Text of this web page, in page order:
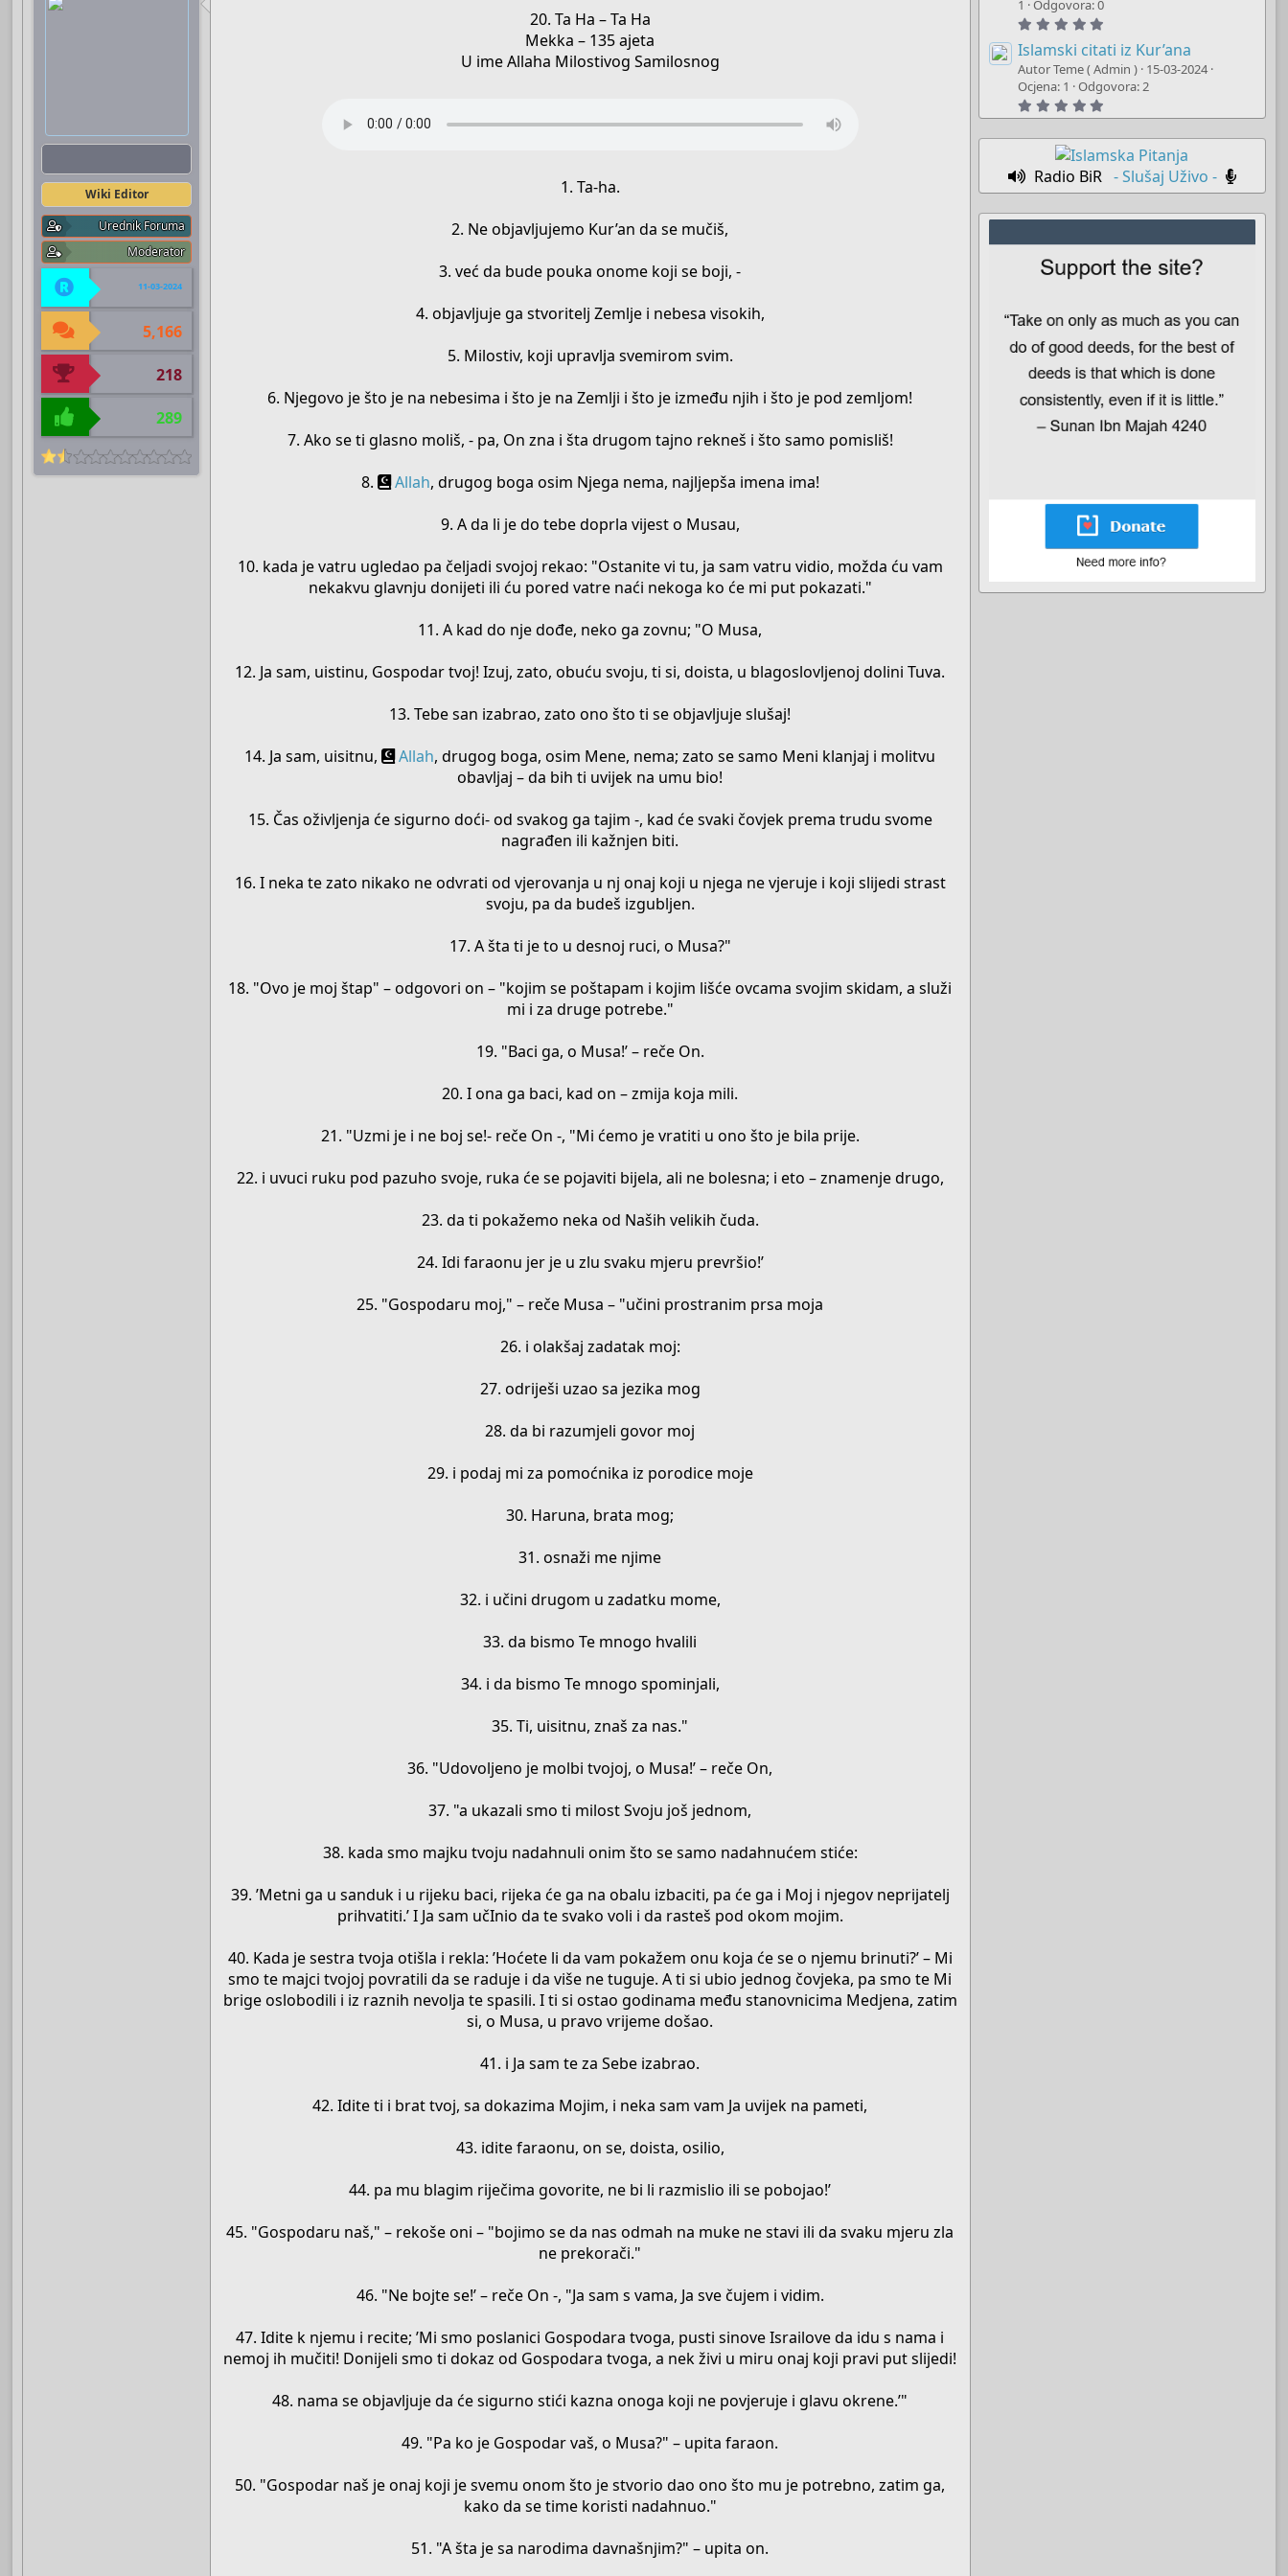
Wiki Editor
Urednik Foruma
Moderator
11-03-2024
5,166
218
289
20. Ta Ha – Ta Ha
Mekka – 135 ajeta
U ime Allaha Milostivog Samilosnog
1. Ta-ha.
2. Ne objavljujemo Kur’an da se mučiš,
3. već da bude pouka onome koji se boji, -
4. objavljuje ga stvoritelj Zemlje i nebesa visokih,
5. Milostiv, koji upravlja svemirom svim.
6. Njegovo je što je na nebesima i što je na Zemlji i što je između njih i što je pod zemljom!
7. Ako se ti glasno moliš, - pa, On zna i šta drugom tajno rekneš i što samo pomisliš!
8.
Allah, drugog boga osim Njega nema, najljepša imena ima!
9. A da li je do tebe doprla vijest o Musau,
10. kada je vatru ugledao pa čeljadi svojoj rekao: "Ostanite vi tu, ja sam vatru vidio, možda ću vam
nekakvu glavnju donijeti ili ću pored vatre naći nekoga ko će mi put pokazati."
11. A kad do nje dođe, neko ga zovnu; "O Musa,
12. Ja sam, uistinu, Gospodar tvoj! Izuj, zato, obuću svoju, ti si, doista, u blagoslovljenoj dolini Tuva.
13. Tebe san izabrao, zato ono što ti se objavljuje slušaj!
14. Ja sam, uisitnu,
Allah, drugog boga, osim Mene, nema; zato se samo Meni klanjaj i molitvu
obavljaj – da bih ti uvijek na umu bio!
15. Čas oživljenja će sigurno doći- od svakog ga tajim -, kad će svaki čovjek prema trudu svome
nagrađen ili kažnjen biti.
16. I neka te zato nikako ne odvrati od vjerovanja u nj onaj koji u njega ne vjeruje i koji slijedi strast
svoju, pa da budeš izgubljen.
17. A šta ti je to u desnoj ruci, o Musa?"
18. "Ovo je moj štap" – odgovori on – "kojim se poštapam i kojim lišće ovcama svojim skidam, a služi
mi i za druge potrebe."
19. "Baci ga, o Musa!’ – reče On.
20. I ona ga baci, kad on – zmija koja mili.
21. "Uzmi je i ne boj se!- reče On -, "Mi ćemo je vratiti u ono što je bila prije.
22. i uvuci ruku pod pazuho svoje, ruka će se pojaviti bijela, ali ne bolesna; i eto – znamenje drugo,
23. da ti pokažemo neka od Naših velikih čuda.
24. Idi faraonu jer je u zlu svaku mjeru prevršio!’
25. "Gospodaru moj," – reče Musa – "učini prostranim prsa moja
26. i olakšaj zadatak moj:
27. odriješi uzao sa jezika mog
28. da bi razumjeli govor moj
29. i podaj mi za pomoćnika iz porodice moje
30. Haruna, brata mog;
31. osnaži me njime
32. i učini drugom u zadatku mome,
33. da bismo Te mnogo hvalili
34. i da bismo Te mnogo spominjali,
35. Ti, uisitnu, znaš za nas."
36. "Udovoljeno je molbi tvojoj, o Musa!’ – reče On,
37. "a ukazali smo ti milost Svoju još jednom,
38. kada smo majku tvoju nadahnuli onim što se samo nadahnućem stiće:
39. ’Metni ga u sanduk i u rijeku baci, rijeka će ga na obalu izbaciti, pa će ga i Moj i njegov neprijatelj
prihvatiti.’ I Ja sam učInio da te svako voli i da rasteš pod okom mojim.
40. Kada je sestra tvoja otišla i rekla: ’Hoćete li da vam pokažem onu koja će se o njemu brinuti?’ – Mi
smo te majci tvojoj povratili da se raduje i da više ne tuguje. A ti si ubio jednog čovjeka, pa smo te Mi
brige oslobodili i iz raznih nevolja te spasili. I ti si ostao godinama među stanovnicima Medjena, zatim
si, o Musa, u pravo vrijeme došao.
41. i Ja sam te za Sebe izabrao.
42. Idite ti i brat tvoj, sa dokazima Mojim, i neka sam vam Ja uvijek na pameti,
43. idite faraonu, on se, doista, osilio,
44. pa mu blagim riječima govorite, ne bi li razmislio ili se pobojao!’
45. "Gospodaru naš," – rekoše oni – "bojimo se da nas odmah na muke ne stavi ili da svaku mjeru zla
ne prekorači."
46. "Ne bojte se!’ – reče On -, "Ja sam s vama, Ja sve čujem i vidim.
47. Idite k njemu i recite; ’Mi smo poslanici Gospodara tvoga, pusti sinove Israilove da idu s nama i
nemoj ih mučiti! Donijeli smo ti dokaz od Gospodara tvoga, a nek živi u miru onaj koji pravi put slijedi!
48. nama se objavljuje da će sigurno stići kazna onoga koji ne povjeruje i glavu okrene.’"
49. "Pa ko je Gospodar vaš, o Musa?" – upita faraon.
50. "Gospodar naš je onaj koji je svemu onom što je stvorio dao ono što mu je potrebno, zatim ga,
kako da se time koristi nadahnuo."
51. "A šta je sa narodima davnašnjim?" – upita on.
s
)
1
Odgovora: 0
0
0
s
t
(
s
Islamski citati iz Kur’ana
Autor Teme ( Admin ) 15-03-2024
Ocjena: 1
Odgovora: 2
.
0
s
t
r
s
Radio BiR - Slušaj Uživo -